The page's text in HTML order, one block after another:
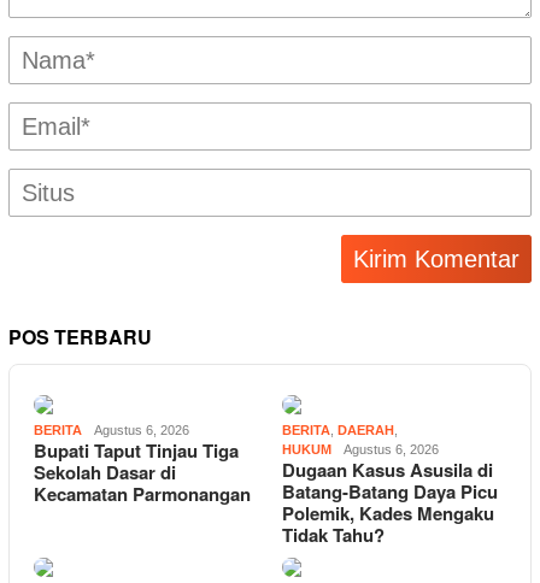
POS TERBARU
BERITA Agustus 6, 2026
Bupati Taput Tinjau Tiga
Sekolah Dasar di
Kecamatan Parmonangan
BERITA DAERAH
HUKUM
Agustus 6, 2026
Dugaan Kasus Asusila di
Batang-Batang Daya Picu
Polemik, Kades Mengaku
Tidak Tahu?